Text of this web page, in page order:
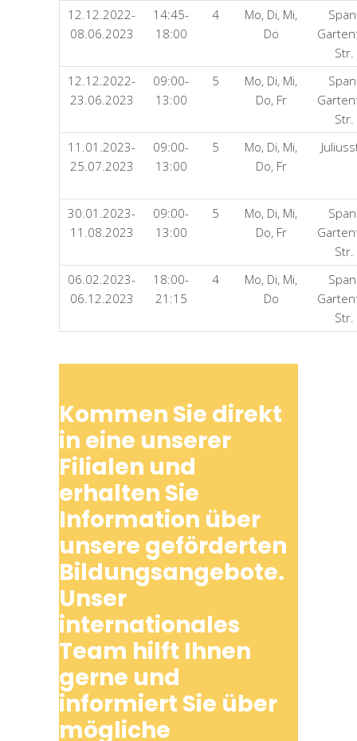
12.12.2022-
08.06.2023
14:45-
18:00
4
Mo, Di, Mi,
Do
12.12.2022-
23.06.2023
09:00-
13:00
5
Mo, Di, Mi,
Do, Fr
11.01.2023-
25.07.2023
09:00-
13:00
5
Mo, Di, Mi,
Do, Fr
30.01.2023-
11.08.2023
09:00-
13:00
5
Mo, Di, Mi,
Do, Fr
06.02.2023-
06.12.2023
18:00-
21:15
4
Mo, Di, Mi,
Do
Kommen Sie direkt
in eine unserer
Filialen und
erhalten Sie
Information über
unsere geförderten
Bildungsangebote.
Unser
internationales
Team hilft Ihnen
gerne und
informiert Sie über
mögliche